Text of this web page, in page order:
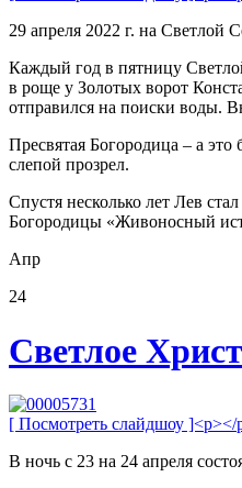
29 апреля 2022 г. на
Каждый год в пятницу
в роще у Золотых ворот
отправился на поиски воды.
Пресвятая Богородица – а
слепой прозрел.
Спустя несколько лет Лев
Богородицы «Живоносный
Апр
24
Светлое
[ Посмотреть слайдшоу ]<p></
В ночь с 23 на 24 апреля